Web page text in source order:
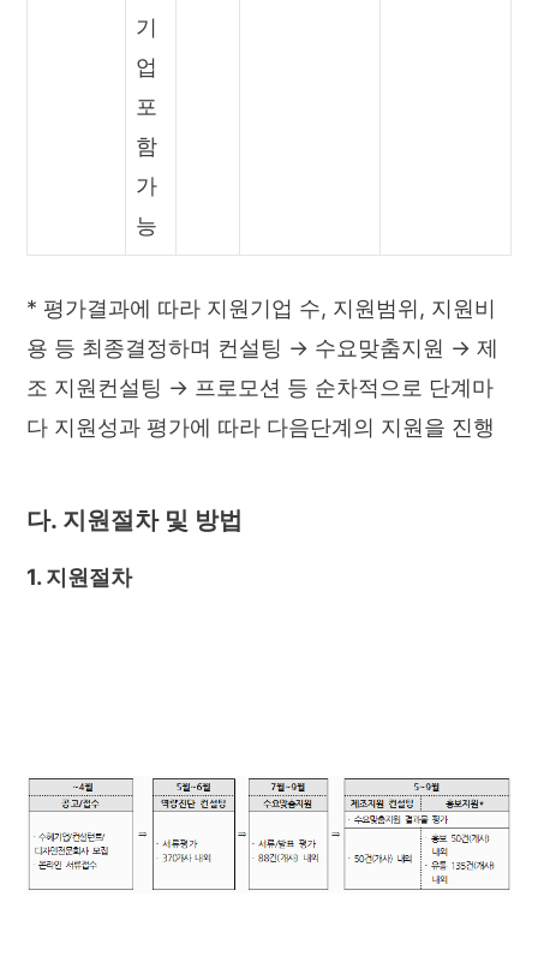
기
업
포
함
가
능
* 평가결과에 따라 지원기업 수, 지원범위, 지원비
용 등 최종결정하며 컨설팅 → 수요맞춤지원 → 제
조 지원컨설팅 → 프로모션 등 순차적으로 단계마
다 지원성과 평가에 따라 다음단계의 지원을 진행
다. 지원절차 및 방법
1. 지원절차